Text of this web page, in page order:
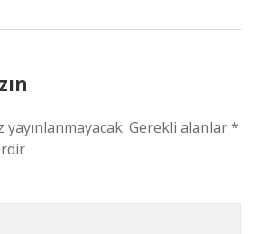
Gerekli alanlar*